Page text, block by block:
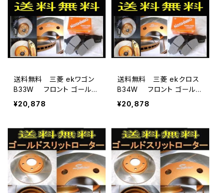
送料無料 三菱 ekワゴン
B33W フロント ゴールド.
ドリルド・スリットローター＆
パッドセットADVICS（車体
¥20,878
送料無料 三菱 ekクロス
B34W フロント ゴールド.
ドリルド・スリットローター＆
パッドセットADVICS（車体
¥20,878